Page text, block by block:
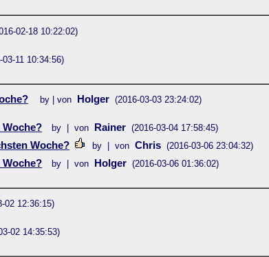
02-18 10:22:02)
03-11 10:34:56)
by | von Holger (2016-03-03 23:24:02)
Woche? by | von Rainer (2016-03-04 17:58:45)
Woche? by | von Chris (2016-03-06 23:04:32)
Woche? by | von Holger (2016-03-06 01:36:02)
02 12:36:15)
02 14:35:53)